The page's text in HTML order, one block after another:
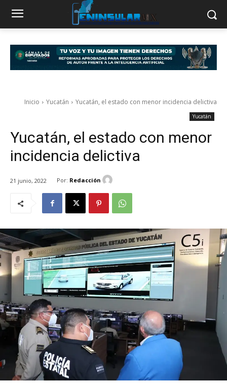
Inicio Yucatán Yucatán, el estado con menor incidencia delictiva
Yucatán
Yucatán, el estado con menor
incidencia delictiva
21 junio, 2022 Por: Redacción